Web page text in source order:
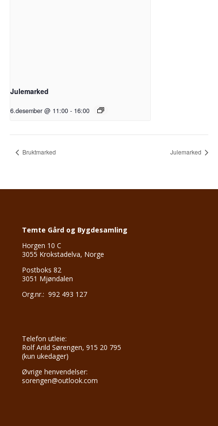
Julemarked
6.desember @ 11:00 - 16:00
Bruktmarked Julemarked
Temte Gård og Bygdesamling
Horgen 10 C
3055 Krokstadelva, Norge
Postboks 82
3051 Mjøndalen
Org.nr.: 992 493 127
Telefon utleie:
Rolf Arild Sørengen, 915 20 795
(kun ukedager)
Øvrige henvendelser:
sorengen@outlook.com